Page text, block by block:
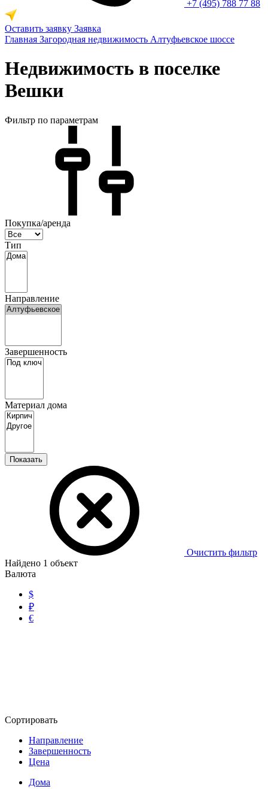
+7 (495) 788 77 88
Оставить заявку Заявка
Главная Загородная недвижимость Алтуфьевское шоссе
Недвижимость в поселке
Вешки
Фильтр по параметрам
Покупка/аренда
Тип
Направление
Завершенность
Материал дома
Показать
Очистить фильтр
Найдено 1 объект
Валюта
$
₽
€
Сортировать
Направление
Завершенность
Цена
Дома